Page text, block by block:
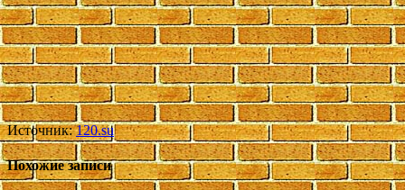
Источник:120.su
Похожие записи